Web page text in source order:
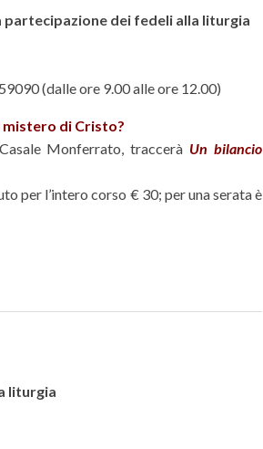
partecipazione dei fedeli alla liturgia
(dalle ore 9.00 alle ore 12.00)
di Cristo?
Monferrato, traccerà Un bilancio
per l’intero corso € 30; per una serata è
liturgia